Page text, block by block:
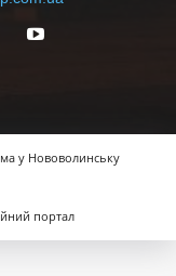
у Нововолинську
портал